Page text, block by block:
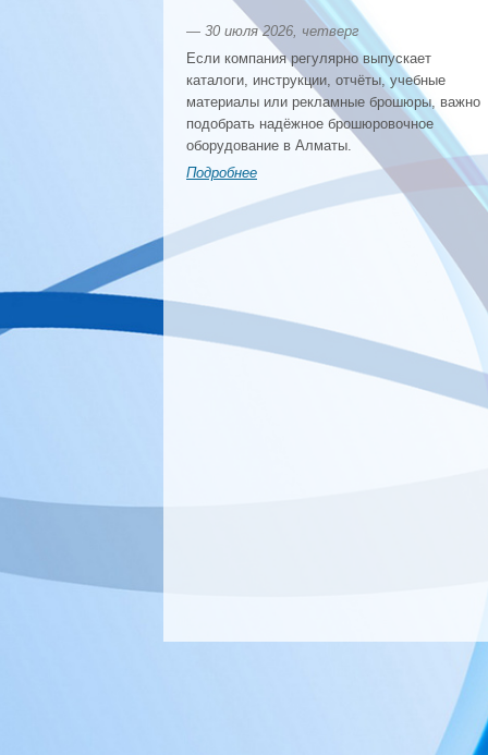
— 30 июля 2026, четверг
Если компания регулярно выпускает
каталоги, инструкции, отчёты, учебные
материалы или рекламные брошюры, важно
подобрать надёжное брошюровочное
оборудование в Алматы.
Подробнее